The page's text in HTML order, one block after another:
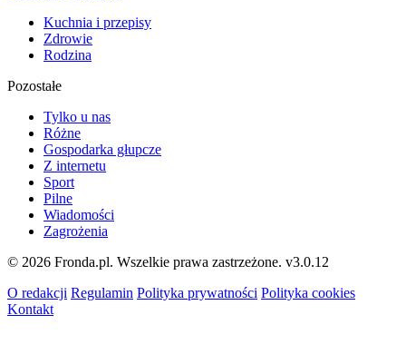
Kuchnia i przepisy
Zdrowie
Rodzina
Pozostałe
Tylko u nas
Różne
Gospodarka głupcze
Z internetu
Sport
Pilne
Wiadomości
Zagrożenia
© 2026 Fronda.pl. Wszelkie prawa zastrzeżone. v3.0.12
O redakcji Regulamin Polityka prywatności Polityka cookies
Kontakt